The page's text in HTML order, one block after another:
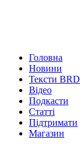
Головна
Новини
Тексти BRD
Відео
Подкасти
Статті
Підтримати
Магазин